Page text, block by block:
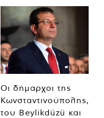
Οι δήμαρχοι της
Κωνσταντινούπολης,
του Beylikdüzü και